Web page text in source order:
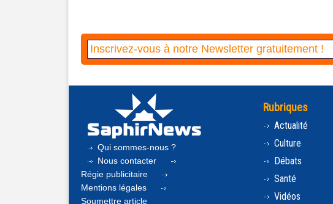
Qui sommes-nous ?
Nous contacter
Régie publicitaire
Mentions légales
Soumettre article
Rubriques
Actualité
Culture
Débats
Santé
Vidéos